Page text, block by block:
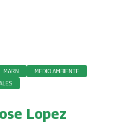
MARN
MEDIO AMBIENTE
Lopez